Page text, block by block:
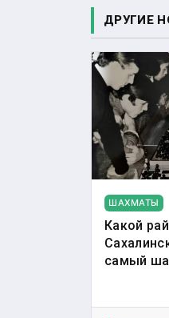
ДРУГИЕ
ШАХМАТЫ
Какой
самый